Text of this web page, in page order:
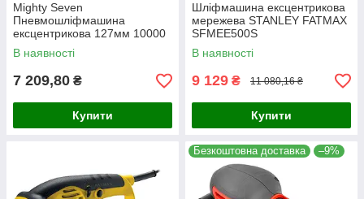
Mighty Seven
Пневмошліфмашина
ексцентрикова 127мм 10000
об/хв
В наявності
7 209,80 ₴
Купити
Шліфмашина ексцентрикова
мережева STANLEY FATMAX
SFMEE500S
В наявності
9 129 ₴ 11 080,16 ₴
Купити
Безкоштовна доставка –9%